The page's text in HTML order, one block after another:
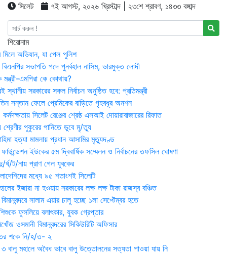
সিলেট ৭ই আগস্ট, ২০২৬ খ্রিস্টাব্দ | ২৩শে শ্রাবণ, ১৪৩৩ বঙ্গাব্দ
শিরোনাম
মিলে অভিযান, যা পেল পুলিশ
সভাপতি পদে পুনর্বহাল নাসিম, ভারমুক্ত লোদী
মন্ত্রী-এমপিরা কে কোথায়?
সরকারের সকল নির্বাচন অনুষ্ঠিত হবে: প্রতিমন্ত্রী
সন্তান ফেলে প্রেমিকের বাড়িতে গৃহবধূর অনশন
সিলেট রেঞ্জের শ্রেষ্ঠ এসআই দোয়ারাবাজারের রিফাত
শ্রেণীর পুকুরের পানিতে ডুবে মৃ/ত্যু
হত্যা মামলায় প্রধান আসামির মৃত্যুদণ্ড
ইউকের ৫ম দ্বিবার্ষিক সম্মেলন ও নির্বাচনের তফসিল ঘোষণা
ট/নায় প্রাণ গেল যুবকের
মধ্যে ৯৫ শতাংশই সিলেটি
ইজারা না হওয়ায় সরকারের লক্ষ লক্ষ টাকা রাজস্ব বঞ্চিত
সালাম এয়ার চালু হচ্ছে ১লা সেপ্টেম্বর হতে
ফুসলিয়ে বলাৎকার, যুবক গ্রেপ্তার
ওসমানী বিমানবন্দরের সিকিউরিটি অফিসার
শকে নি/হ/ত- ২
বালু মহালে অবৈধ ভাবে বালু উত্তোলনের সত্যতা পাওয়া যায় নি